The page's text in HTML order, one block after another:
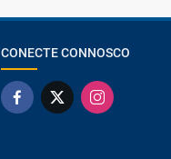
CONECTE CONNOSCO